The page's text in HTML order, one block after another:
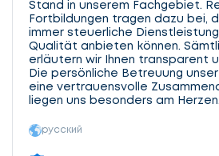
Stand in unserem Fachgebiet.
Fortbildungen tragen dazu bei,
immer steuerliche
Qualität anbieten können.
erläutern wir Ihnen transparent
Die persönliche Betreuung
eine vertrauensvolle
liegen uns besonders am Herzen.
русский